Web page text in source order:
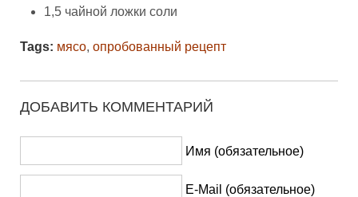
1,5 чайной ложки соли
Tags: мясо, опробованный рецепт
ДОБАВИТЬ КОММЕНТАРИЙ
Имя (обязательное)
E-Mail (обязательное)